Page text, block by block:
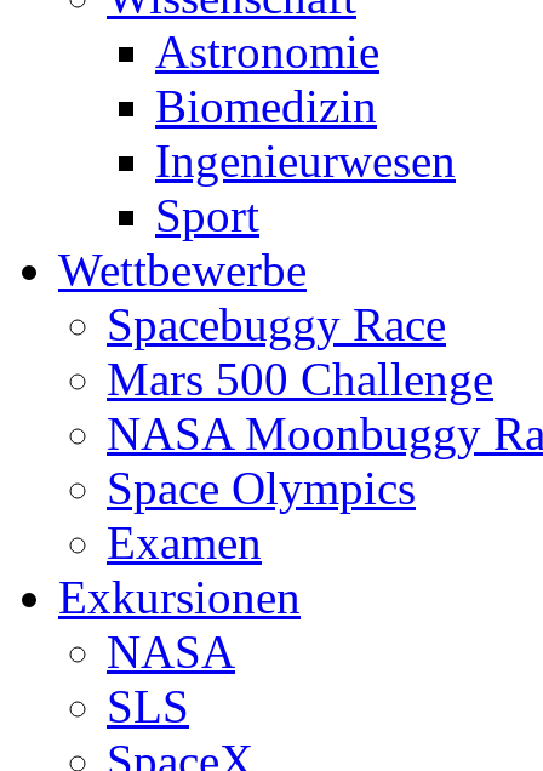
Astronomie
Biomedizin
Ingenieurwesen
Sport
Wettbewerbe
Spacebuggy Race
Mars 500 Challenge
NASA Moonbuggy
Space Olympics
Examen
Exkursionen
NASA
SLS